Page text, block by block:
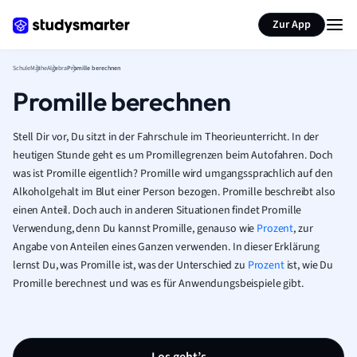
Zur App
SchuleMatheAlgebraPromille berechnen
Promille berechnen
Stell Dir vor, Du sitzt in der Fahrschule im Theorieunterricht. In der
heutigen Stunde geht es um Promillegrenzen beim Autofahren. Doch
was ist Promille eigentlich? Promille wird umgangssprachlich auf den
Alkoholgehalt im Blut einer Person bezogen. Promille beschreibt also
einen Anteil. Doch auch in anderen Situationen findet Promille
Verwendung, denn Du kannst Promille, genauso wie Prozent, zur
Angabe von Anteilen eines Ganzen verwenden. In dieser Erklärung
lernst Du, was Promille ist, was der Unterschied zu Prozentist, wie Du
Promille berechnest und was es für Anwendungsbeispiele gibt.
Seite zusammenfassen